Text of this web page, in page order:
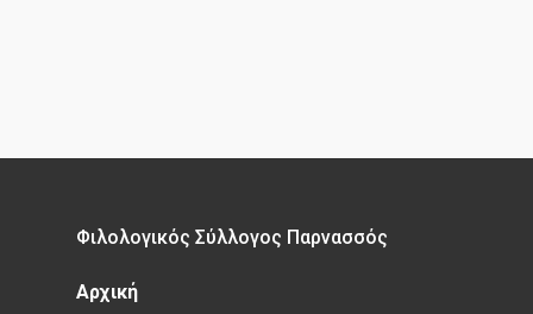
Φιλολογικός Σύλλογος Παρνασσός
Αρχική